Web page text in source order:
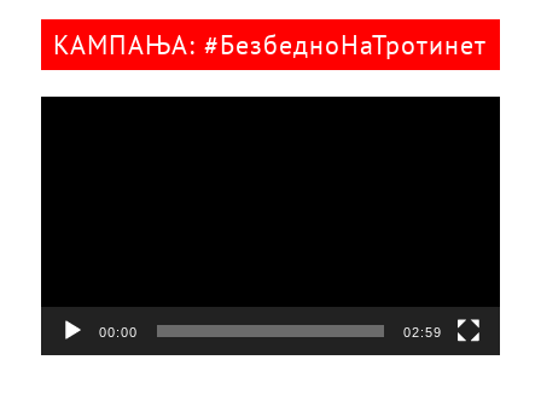
КАМПАЊА: #БезбедноНаТротинет
00:00 02:59